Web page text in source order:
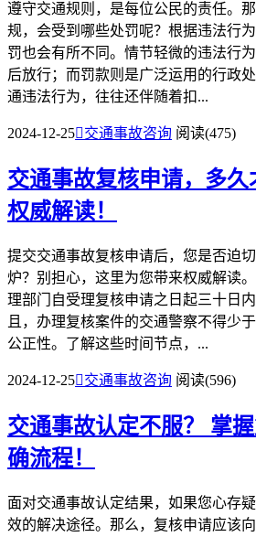
遵守交通规则，是每位公民的责任。
规，会受到哪些处罚呢？根据违法行
罚也会有所不同。情节轻微的违法行
后放行；而罚款则是广泛运用的行政
通违法行为，往往还伴随着扣...
2024-12-25交通事故咨询 阅读(475)
交通事故复核申请，多久
权威解读！
提交交通事故复核申请后，您是否迫
炉？别担心，这里为您带来权威解读
理部门自受理复核申请之日起三十日
且，办理复核案件的交通警察不得少
公正性。了解这些时间节点，...
2024-12-25交通事故咨询 阅读(596)
交通事故认定不服？ 掌
确流程！
面对交通事故认定结果，如果您心存
效的解决途径。那么，复核申请应该